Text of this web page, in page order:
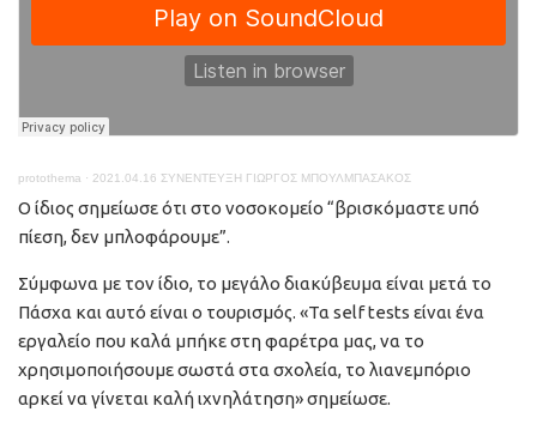
protothema · 2021.04.16 ΣΥΝΕΝΤΕΥΞΗ ΓΙΩΡΓΟΣ ΜΠΟΥΛΜΠΑΣΑΚΟΣ
Ο ίδιος σημείωσε ότι στο νοσοκομείο “βρισκόμαστε υπό
πίεση, δεν μπλοφάρουμε”.
Σύμφωνα με τον ίδιο, το μεγάλο διακύβευμα είναι μετά το
Πάσχα και αυτό είναι ο τουρισμός. «Τα self tests είναι ένα
εργαλείο που καλά μπήκε στη φαρέτρα μας, να το
χρησιμοποιήσουμε σωστά στα σχολεία, το λιανεμπόριο
αρκεί να γίνεται καλή ιχνηλάτηση» σημείωσε.